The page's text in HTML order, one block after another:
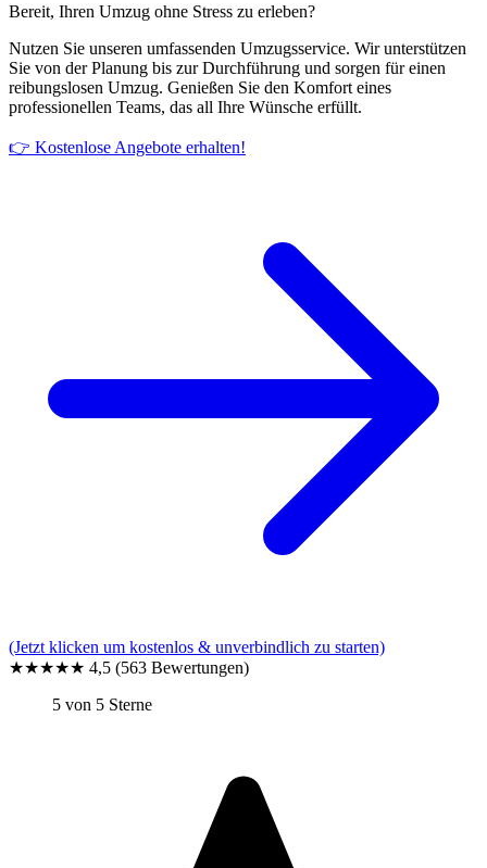
Bereit, Ihren Umzug ohne Stress zu erleben?
Nutzen Sie unseren umfassenden Umzugsservice. Wir unterstützen
Sie von der Planung bis zur Durchführung und sorgen für einen
reibungslosen Umzug. Genießen Sie den Komfort eines
professionellen Teams, das all Ihre Wünsche erfüllt.
👉 Kostenlose Angebote erhalten!
(Jetzt klicken um kostenlos & unverbindlich zu starten)
★★★★★ 4,5 (563 Bewertungen)
5 von 5 Sterne